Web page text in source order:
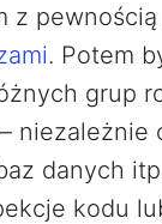
z
. Potem
grup
– niezależnie
danych
kodu